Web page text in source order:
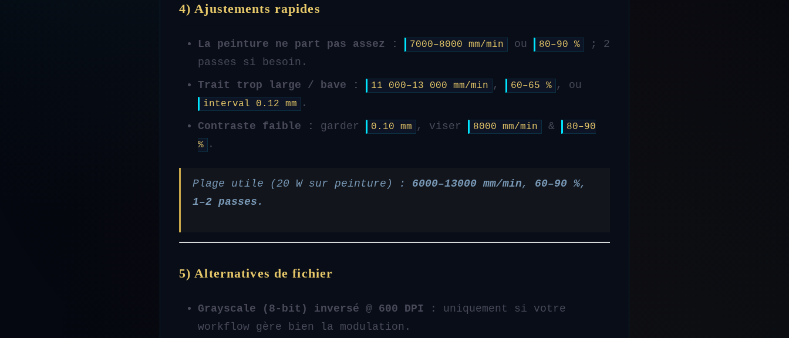
4) Ajustements rapides
La peinture ne part pas assez : 7000–8000 mm/min ou 80–90 %
; 2
passes si besoin.
Trait trop large / bave :
11 000–13 000 mm/min , 60–65 % , ou
interval 0.12 mm
.
Contraste faible :
garder 0.10 mm , viser 8000 mm/min &
80–90
%
.
Plage utile (20 W sur peinture) : 6000–13000 mm/min, 60–90 %,
1–2 passes .
5) Alternatives de fichier
Grayscale (8-bit) inversé @ 600 DPI : uniquement si votre
workflow gère bien la modulation.